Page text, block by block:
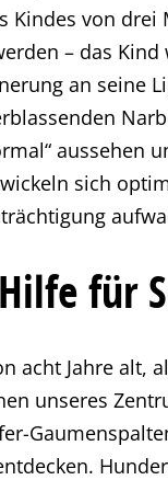
Kindes von drei
– das Kind
an seine
aussehen
sich
für
acht Jahre alt,
unseres